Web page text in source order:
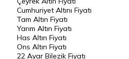
Endeksler
DÖVİZ
Döviz Kuru
Cumhuriyet Altını Fiyatı
Tam Altın Fiyatı
Yarım Altın Fiyatı
Has Altın Fiyatı
Ons Altın Fiyatı
22 Ayar Bilezik Fiyatı